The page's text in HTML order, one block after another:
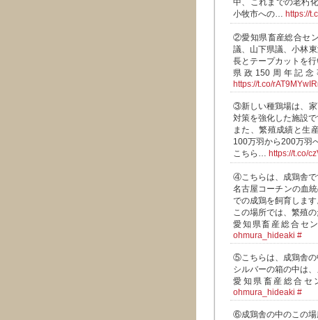
中、これまでの老朽
小牧市への… https://
②愛知県畜産総合セ
議、山下県議、小林
長とテープカットを行
県政150周年記
https://t.co/
③新しい種鶏場は、家
対策を強化した施設で
また、繁殖成績と生
100万羽から200万羽
こちら… https://t.co/
④こちらは、成鶏舎で
名古屋コーチンの血
での成鶏を飼育します
この場所では、繁殖
愛知県畜産総合セ
ohmura_hideaki #
⑤こちらは、成鶏舎の
シルバーの箱の中は
愛知県畜産総合セ
ohmura_hideaki #
⑥成鶏舎の中のこの場